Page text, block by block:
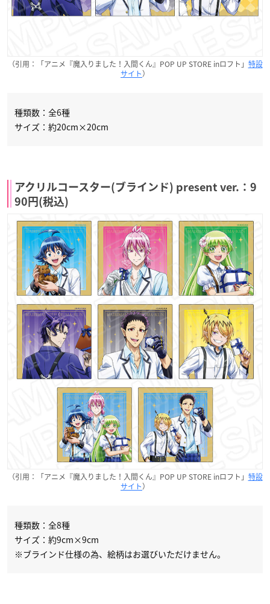
（引用：「アニメ『魔入りました！入間くん』POP UP STORE inロフト」 特設
サイト）
種類数：全6種
サイズ：約20cm×20cm
アクリルコースター(ブラインド) present ver.：9
90円(税込)
（引用：「アニメ『魔入りました！入間くん』POP UP STORE inロフト」 特設
サイト）
種類数：全8種
サイズ：約9cm×9cm
※ブラインド仕様の為、絵柄はお選びいただけません。